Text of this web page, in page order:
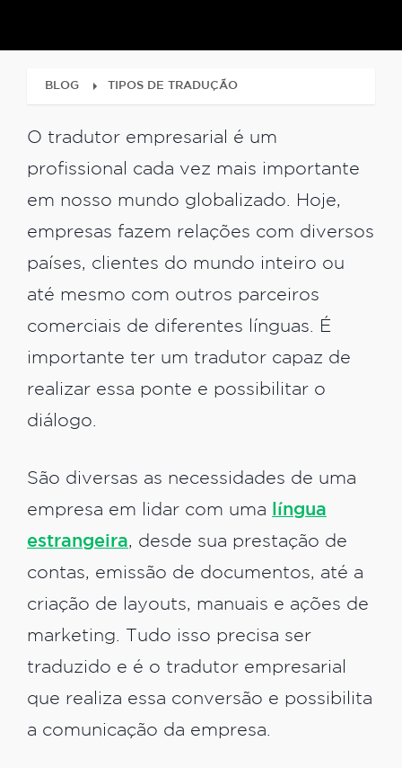
BLOG TIPOS DE TRADUÇÃO
O tradutor empresarial é um
profissional cada vez mais importante
em nosso mundo globalizado. Hoje,
empresas fazem relações com diversos
países, clientes do mundo inteiro ou
até mesmo com outros parceiros
comerciais de diferentes línguas. É
importante ter um tradutor capaz de
realizar essa ponte e possibilitar o
diálogo.
São diversas as necessidades de uma
empresa em lidar com uma língua
estrangeira, desde sua prestação de
contas, emissão de documentos, até a
criação de layouts, manuais e ações de
marketing. Tudo isso precisa ser
traduzido e é o tradutor empresarial
que realiza essa conversão e possibilita
a comunicação da empresa.